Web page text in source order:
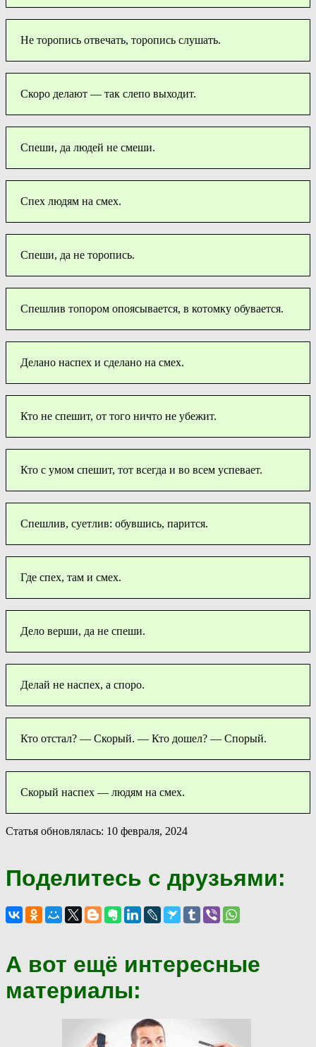
Не торопись отвечать, торопись слушать.
Скоро делают — так слепо выходит.
Спеши, да людей не смеши.
Спех людям на смех.
Спеши, да не торопись.
Спешлив топором опоясывается, в котомку обувается.
Делано наспех и сделано на смех.
Кто не спешит, от того ничто не убежит.
Кто с умом спешит, тот всегда и во всем успевает.
Спешлив, суетлив: обувшись, парится.
Где спех, там и смех.
Дело верши, да не спеши.
Делай не наспех, а споро.
Кто отстал? — Скорый. — Кто дошел? — Спорый.
Скорый наспех — людям на смех.
Статья обновлялась: 10 февраля, 2024
Поделитесь с друзьями:
А вот ещё интересные
материалы: